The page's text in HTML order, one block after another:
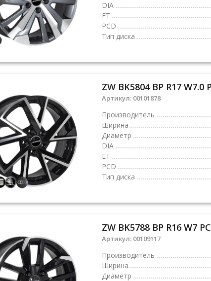
DIA
ET
PCD
Тип диска
ZW BK5804 BP R17 W7.0
Артикул: 00101878
Производитель
Ширина
Диаметр
DIA
ET
PCD
Тип диска
ZW BK5788 BP R16 W7
Артикул: 00109117
Производитель
Ширина
Диаметр